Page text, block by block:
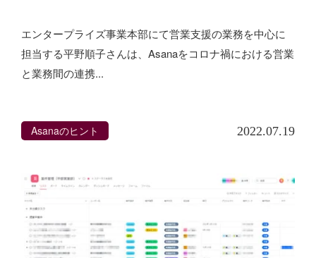
エンタープライズ事業本部にて営業支援の業務を中心に
担当する平野順子さんは、Asanaをコロナ禍における営業
と業務間の連携...
Asanaのヒント 2022.07.19